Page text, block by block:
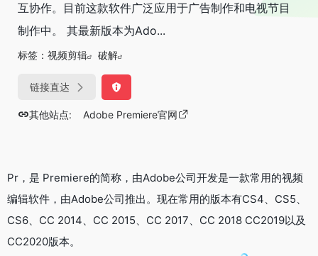
互协作。目前这款软件广泛应用于广告制作和电视节目
制作中。 其最新版本为Ado...
标签： 视频剪辑 破解
链接直达
其他站点: Adobe Premiere官网
Pr，是 Premiere的简称，由Adobe公司开发是一款常用的视频
编辑软件，由Adobe公司推出。现在常用的版本有CS4、CS5、
CS6、CC 2014、CC 2015、CC 2017、CC 2018 CC2019以及
CC2020版本。